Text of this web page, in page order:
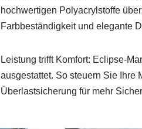
hochwertigen Polyacrylstoffe
Farbbeständigkeit und elegante
Leistung trifft Komfort: Eclipse-
ausgestattet. So steuern Sie Ihre
Überlastsicherung für mehr